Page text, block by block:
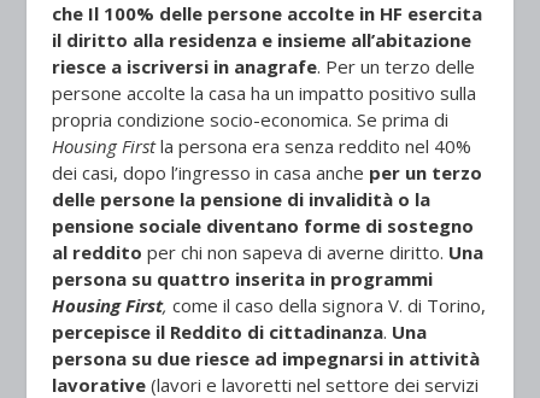
che Il 100% delle persone accolte in HF esercita
il diritto alla residenza e insieme all’abitazione
riesce a iscriversi in anagrafe. Per un terzo delle
persone accolte la casa ha un impatto positivo sulla
propria condizione socio-economica. Se prima di
Housing Firstla persona era senza reddito nel 40%
dei casi, dopo l’ingresso in casa anche per un terzo
delle persone la pensione di invalidità o la
pensione sociale diventano forme di sostegno
al reddito per chi non sapeva di averne diritto. Una
persona su quattro inserita in programmi
Housing First, come il caso della signora V. di Torino,
percepisce il Reddito di cittadinanza. Una
persona su due riesce ad impegnarsi in attività
lavorative(lavori e lavoretti nel settore dei servizi